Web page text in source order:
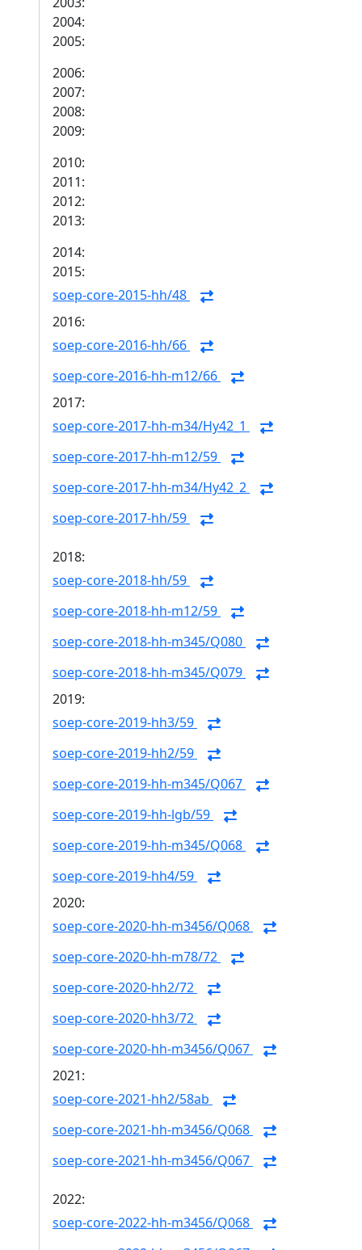
2004:
2005:
2006:
2007:
2008:
2009:
2010:
2011:
2012:
2013:
2014:
2015:
soep-core-2015-hh/48
2016:
soep-core-2016-hh/66
soep-core-2016-hh-m12/66
2017:
soep-core-2017-hh-m34/Hy42_1
soep-core-2017-hh-m12/59
soep-core-2017-hh-m34/Hy42_2
soep-core-2017-hh/59
2018:
soep-core-2018-hh/59
soep-core-2018-hh-m12/59
soep-core-2018-hh-m345/Q080
soep-core-2018-hh-m345/Q079
2019:
soep-core-2019-hh3/59
soep-core-2019-hh2/59
soep-core-2019-hh-m345/Q067
soep-core-2019-hh-lgb/59
soep-core-2019-hh-m345/Q068
soep-core-2019-hh4/59
2020:
soep-core-2020-hh-m3456/Q068
soep-core-2020-hh-m78/72
soep-core-2020-hh2/72
soep-core-2020-hh3/72
soep-core-2020-hh-m3456/Q067
2021:
soep-core-2021-hh2/58ab
soep-core-2021-hh-m3456/Q068
soep-core-2021-hh-m3456/Q067
2022:
soep-core-2022-hh-m3456/Q068